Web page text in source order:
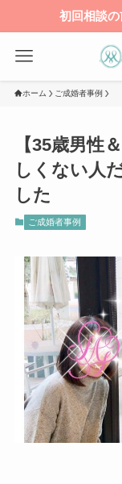
初回相談
ホーム ご成婚者事例
【35歳男性
しくない人
した
ご成婚者事例